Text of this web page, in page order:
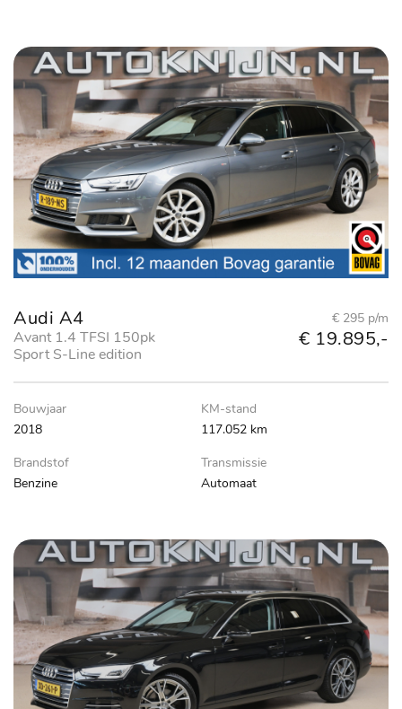
Audi A4
Avant 1.4 TFSI 150pk
Sport S-Line edition
€ 295 p/m
€ 19.895,-
Bouwjaar
2018
KM-stand
117.052 km
Brandstof
Benzine
Transmissie
Automaat